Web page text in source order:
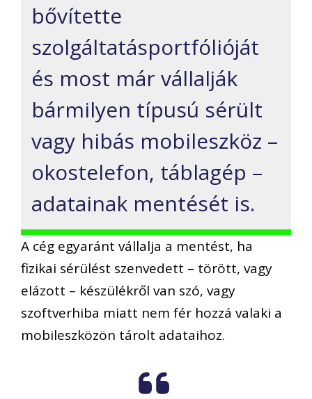
bővítette
szolgáltatásportfólióját
és most már vállalják
bármilyen típusú sérült
vagy hibás mobileszköz –
okostelefon, táblagép –
adatainak mentését is.
A cég egyaránt vállalja a mentést, ha
fizikai sérülést szenvedett – törött, vagy
elázott – készülékről van szó, vagy
szoftverhiba miatt nem fér hozzá valaki a
mobileszközön tárolt adataihoz.